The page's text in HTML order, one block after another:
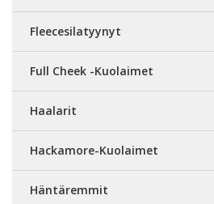
Fleecesilatyynyt
Full Cheek -Kuolaimet
Haalarit
Hackamore-Kuolaimet
Häntäremmit